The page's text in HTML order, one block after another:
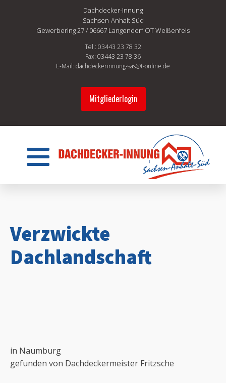
Dachdecker-Innung
Sachsen-Anhalt Süd
Gewerbering 27 / 06667 Langendorf OT Weißenfels
Tel.: 03443 23 78 32
Fax: 03443 23 78 36
E-Mail: dachdeckerinnung-sas@t-online.de
Mitgliederlogin
Verzwickte
Dachlandschaft
in Naumburg
gefunden von Dachdeckermeister Fritzsche